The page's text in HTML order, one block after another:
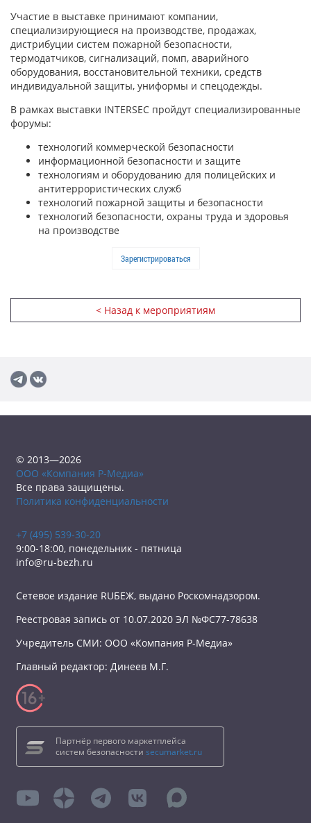
Участие в выставке принимают компании,
специализирующиеся на производстве, продажах,
дистрибуции систем пожарной безопасности,
термодатчиков, сигнализаций, помп, аварийного
оборудования, восстановительной техники, средств
индивидуальной защиты, униформы и спецодежды.
В рамках выставки INTERSEC пройдут специализированные
форумы:
технологий коммерческой безопасности
информационной безопасности и защите
технологиям и оборудованию для полицейских и
антитеррористических служб
технологий пожарной защиты и безопасности
технологий безопасности, охраны труда и здоровья
на производстве
Зарегистрироваться
< Назад к мероприятиям
© 2013—2026
ООО «Компания Р-Медиа»
Все права защищены.
Политика конфиденциальности
+7 (495) 539-30-20
9:00-18:00, понедельник - пятница
info@ru-bezh.ru
Сетевое издание RUБЕЖ, выдано Роскомнадзором.
Реестровая запись от 10.07.2020 ЭЛ №ФС77-78638
Учредитель СМИ: ООО «Компания Р-Медиа»
Главный редактор: Динеев М.Г.
Партнёр первого маркетплейса
систем безопасности secumarket.ru